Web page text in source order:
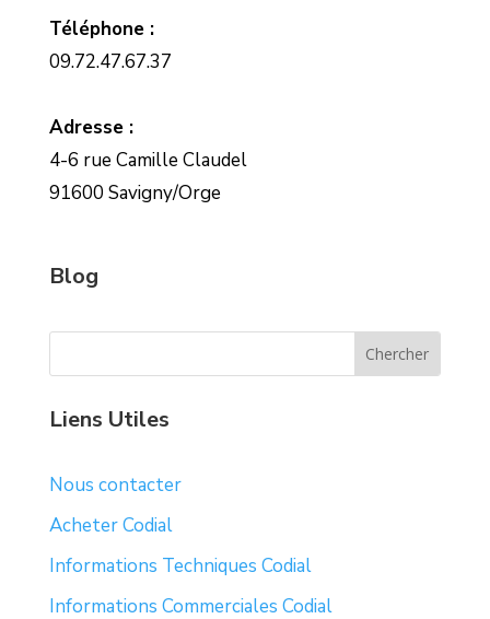
Téléphone :
09.72.47.67.37
Adresse :
4-6 rue Camille Claudel
91600 Savigny/Orge
Blog
Liens Utiles
Nous contacter
Acheter Codial
Informations Techniques Codial
Informations Commerciales Codial